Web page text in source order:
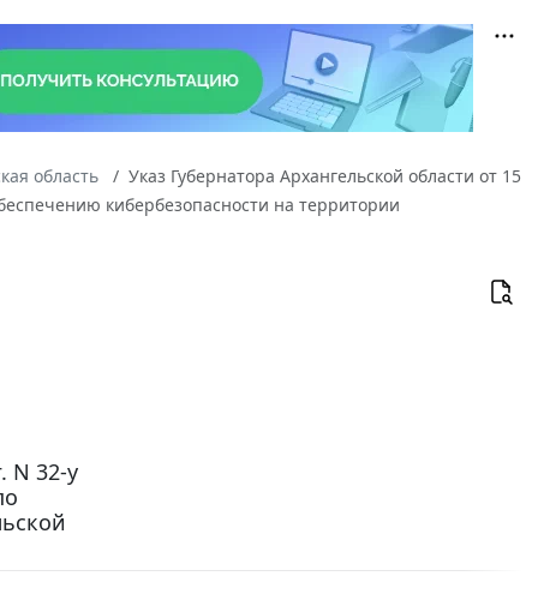
область
Указ Губернатора Архангельской области от 15
кибербезопасности на территории
N 32-у